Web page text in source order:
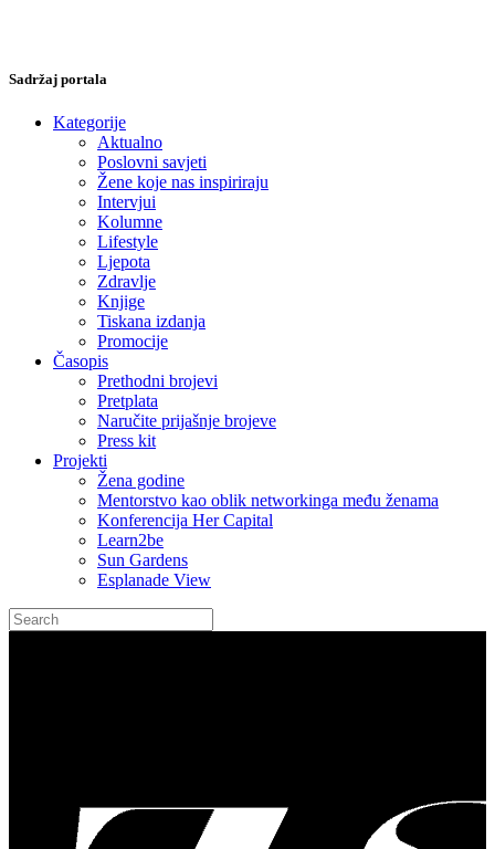
Sadržaj portala
Kategorije
Aktualno
Poslovni savjeti
Žene koje nas inspiriraju
Intervjui
Kolumne
Lifestyle
Ljepota
Zdravlje
Knjige
Tiskana izdanja
Promocije
Časopis
Prethodni brojevi
Pretplata
Naručite prijašnje brojeve
Press kit
Projekti
Žena godine
Mentorstvo kao oblik networkinga među ženama
Konferencija Her Capital
Learn2be
Sun Gardens
Esplanade View